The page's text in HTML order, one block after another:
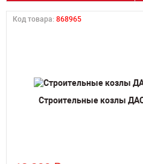
Код товара: 868965
Строительные козлы